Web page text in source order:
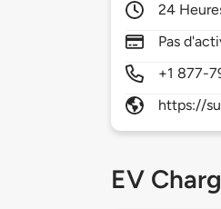
24
Pas
+1 877-
https://
EV